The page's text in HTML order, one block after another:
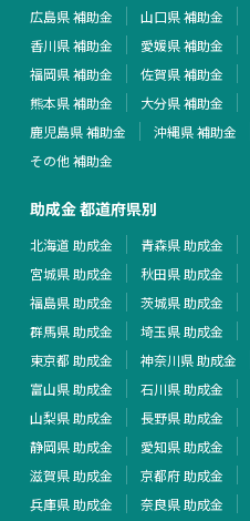
広島県 補助金
山口県 補助金
香川県 補助金
愛媛県 補助金
福岡県 補助金
佐賀県 補助金
熊本県 補助金
大分県 補助金
鹿児島県 補助金
沖縄県 補助金
その他 補助金
助成金 都道府県別
北海道 助成金 青森県 助成金
宮城県 助成金
秋田県 助成金
福島県 助成金
茨城県 助成金
群馬県 助成金
埼玉県 助成金
東京都 助成金
神奈川県 助成金
富山県 助成金
石川県 助成金
山梨県 助成金
長野県 助成金
静岡県 助成金
愛知県 助成金
滋賀県 助成金
京都府 助成金
兵庫県 助成金
奈良県 助成金